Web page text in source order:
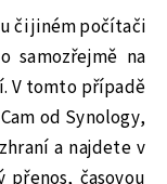
či jiném počítači
samozřejmě na
V tomto případě
od Synology,
a najdete v
časovou